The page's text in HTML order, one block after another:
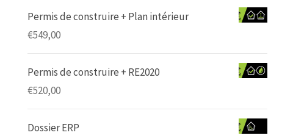
Permis de construire + Plan intérieur
€549,00
Permis de construire + RE2020
€520,00
Dossier ERP